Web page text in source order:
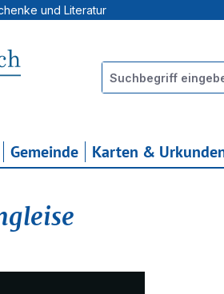
und Literatur
Gemeinde Karten &